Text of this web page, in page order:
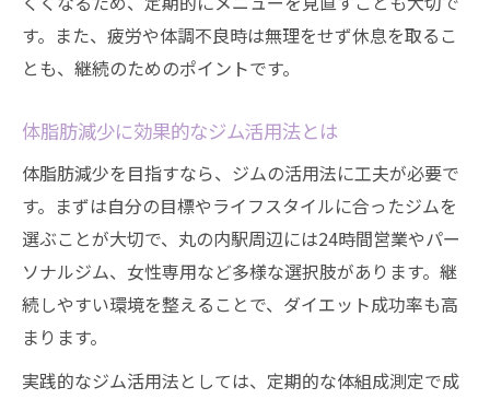
す。また、疲労や体調不良時は無理をせず休息を取るこ
とも、継続のためのポイントです。
体脂肪減少に効果的なジム活用法とは
体脂肪減少を目指すなら、ジムの活用法に工夫が必要で
す。まずは自分の目標やライフスタイルに合ったジムを
選ぶことが大切で、丸の内駅周辺には24時間営業やパー
ソナルジム、女性専用など多様な選択肢があります。継
続しやすい環境を整えることで、ダイエット成功率も高
まります。
実践的なジム活用法としては、定期的な体組成測定で成